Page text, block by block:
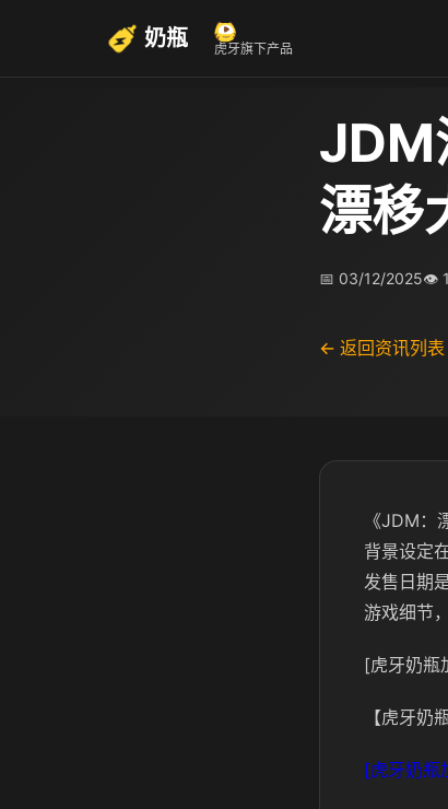
奶瓶 虎牙旗下产品
JDM
漂移
📅 03/12/2025👁
← 返回资讯列表
《JDM：
背景设定
发售日期
游戏细节
[虎牙奶瓶
【虎牙奶
[虎牙奶瓶